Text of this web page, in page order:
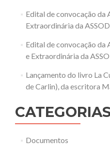
Edital de convocação da
Extraordinária da
Edital de convocação da
e Extraordinária da
Lançamento do livro La
de Carlin), da escritora
Documentos